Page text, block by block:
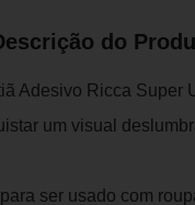
do
Adesivo Ricca Super
um visual
para ser usado com